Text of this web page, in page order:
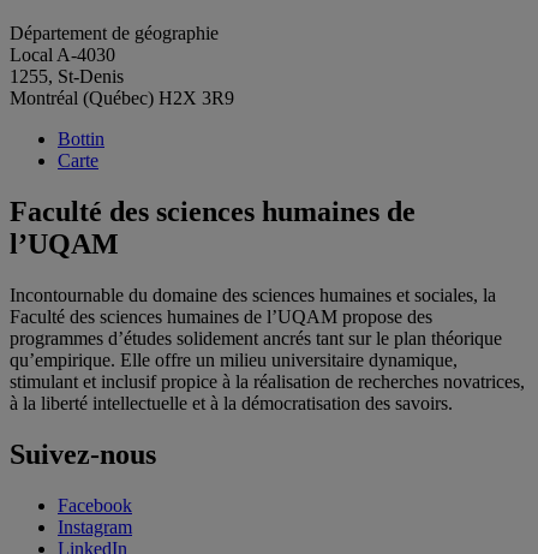
Département de géographie
Local A-4030
1255, St-Denis
Montréal (Québec) H2X 3R9
Bottin
Carte
Faculté des sciences humaines de
l’UQAM
Incontournable du domaine des sciences humaines et sociales, la
Faculté des sciences humaines de l’UQAM propose des
programmes d’études solidement ancrés tant sur le plan théorique
qu’empirique. Elle offre un milieu universitaire dynamique,
stimulant et inclusif propice à la réalisation de recherches novatrices,
à la liberté intellectuelle et à la démocratisation des savoirs.
Suivez-nous
Facebook
Instagram
LinkedIn